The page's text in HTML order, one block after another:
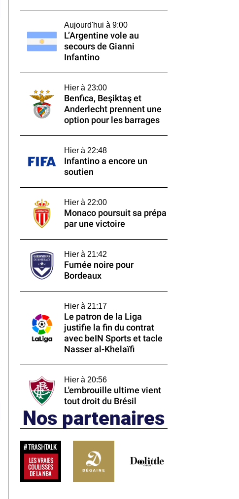
Aujourd'hui à 9:00
L’Argentine vole au
secours de Gianni
Infantino
Hier à 23:00
Benfica, Beşiktaş et
Anderlecht prennent une
option pour les barrages
Hier à 22:48
Infantino a encore un
soutien
Hier à 22:00
Monaco poursuit sa prépa
par une victoire
Hier à 21:42
Fumée noire pour
Bordeaux
Hier à 21:17
Le patron de la Liga
justifie la fin du contrat
avec beIN Sports et tacle
Nasser al-Khelaïfi
Hier à 20:56
L'embrouille ultime vient
tout droit du Brésil
Nos partenaires